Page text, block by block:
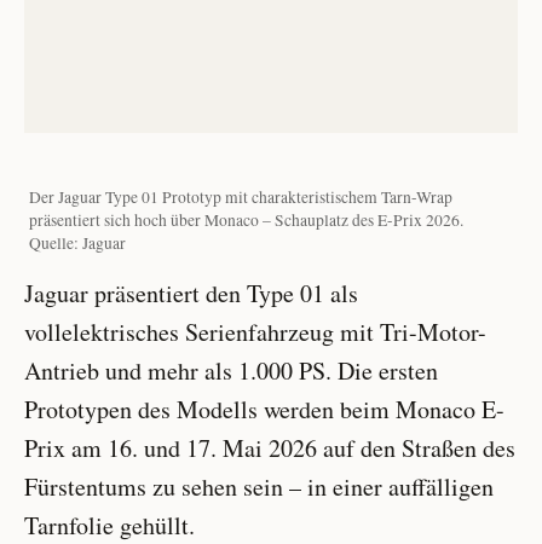
Der Jaguar Type 01 Prototyp mit charakteristischem Tarn-Wrap
präsentiert sich hoch über Monaco – Schauplatz des E-Prix 2026.
Quelle: Jaguar
Jaguar präsentiert den Type 01 als
vollelektrisches Serienfahrzeug mit Tri-Motor-
Antrieb und mehr als 1.000 PS. Die ersten
Prototypen des Modells werden beim Monaco E-
Prix am 16. und 17. Mai 2026 auf den Straßen des
Fürstentums zu sehen sein – in einer auffälligen
Tarnfolie gehüllt.